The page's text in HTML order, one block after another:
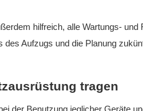
hilfreich, alle Wartungs-
des Aufzugs und die Planung
tragen